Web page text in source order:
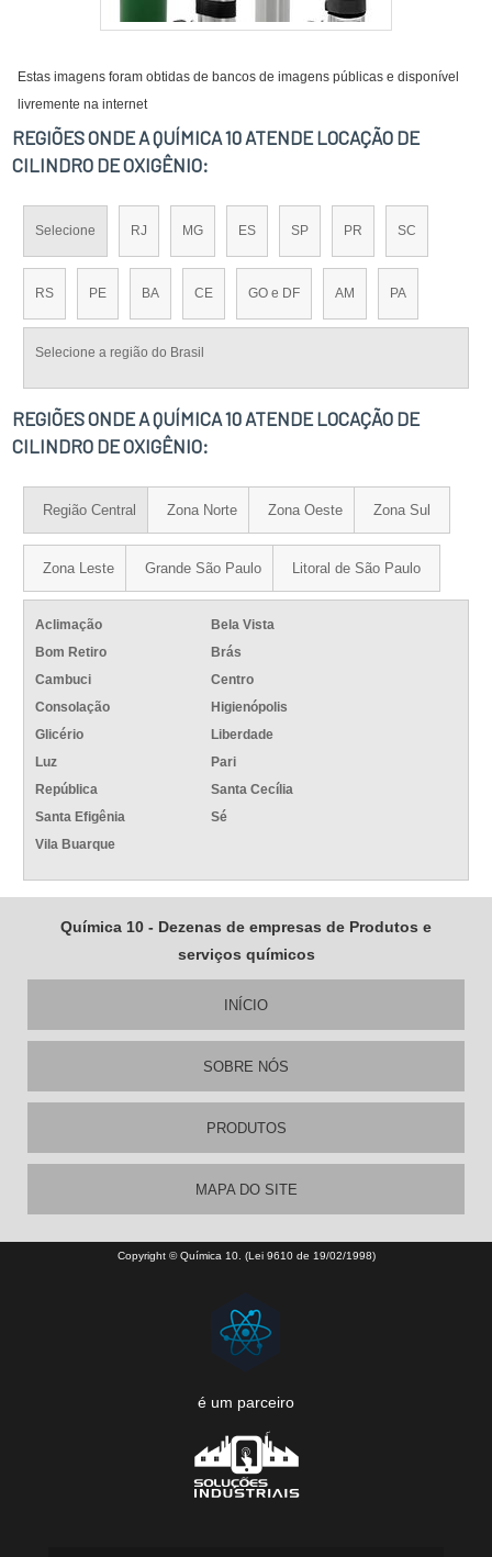
Estas imagens foram obtidas de bancos de imagens públicas e disponível
livremente na internet
REGIÕES ONDE A QUÍMICA 10 ATENDE LOCAÇÃO DE
CILINDRO DE OXIGÊNIO:
Selecione RJ MG ES SP PR SC
RS PE BA CE GO e DF AM PA
Selecione a região do Brasil
REGIÕES ONDE A QUÍMICA 10 ATENDE LOCAÇÃO DE
CILINDRO DE OXIGÊNIO:
Região Central Zona Norte Zona Oeste Zona Sul
Zona Leste Grande São Paulo Litoral de São Paulo
Aclimação
Bela Vista
Bom Retiro
Brás
Cambuci
Centro
Consolação
Higienópolis
Glicério
Liberdade
Luz
Pari
República
Santa Cecília
Santa Efigênia
Sé
Vila Buarque
Química 10 - Dezenas de empresas de Produtos e
serviços químicos
INÍCIO
SOBRE NÓS
PRODUTOS
MAPA DO SITE
Copyright © Química 10. (Lei 9610 de 19/02/1998)
é um parceiro